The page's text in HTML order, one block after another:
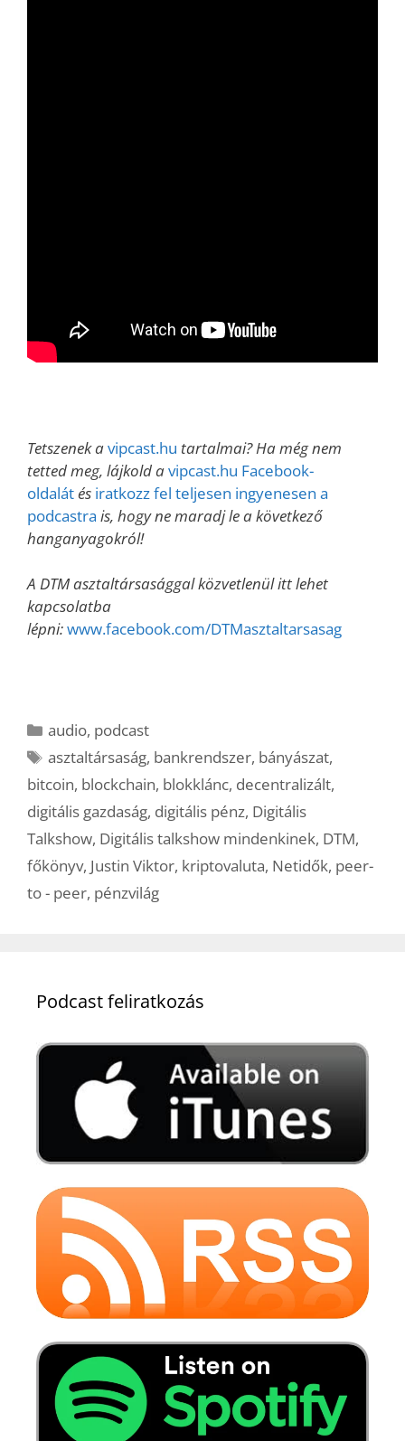
Tetszenek avipcast.hu tartalmai? Ha még nem
tetted meg, lájkold avipcast.hu Facebook-
oldalátés iratkozz fel teljesen ingyenesen a
podcastra is, hogy ne maradj le a következő
hanganyagokról!
A DTM asztaltársasággal közvetlenül itt lehet
kapcsolatba
lépni:www.facebook.com/DTMasztaltarsasag
Kategória
audio, podcast
Címkék
asztaltársaság, bankrendszer, bányászat,
bitcoin, blockchain, blokklánc, decentralizált,
digitális gazdaság, digitális pénz, Digitális
Talkshow, Digitális talkshow mindenkinek, DTM,
főkönyv, Justin Viktor, kriptovaluta, Netidők, peer-
to - peer, pénzvilág
Podcast feliratkozás